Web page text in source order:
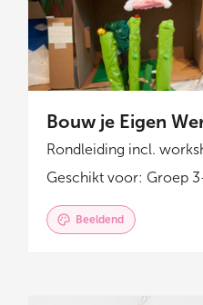
Bouw je Eigen
Rondleiding incl.
Geschikt voor: Groep
Beeldend